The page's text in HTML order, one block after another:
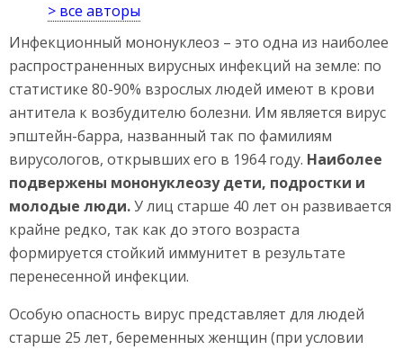
> все авторы
Инфекционный мононуклеоз – это одна из наиболее
распространенных вирусных инфекций на земле: по
статистике 80-90% взрослых людей имеют в крови
антитела к возбудителю болезни. Им является вирус
эпштейн-барра, названный так по фамилиям
вирусологов, открывших его в 1964 году. Наиболее
подвержены мононуклеозу дети, подростки и
молодые люди.У лиц старше 40 лет он развивается
крайне редко, так как до этого возраста
формируется стойкий иммунитет в результате
перенесенной инфекции.
Особую опасность вирус представляет для людей
старше 25 лет, беременных женщин (при условии